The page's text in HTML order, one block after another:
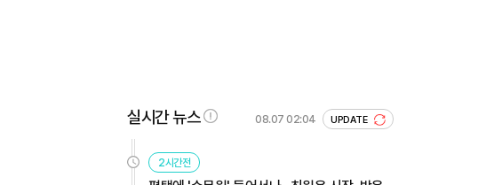
실시간 뉴스 08.07 02:04 UPDATE
2시간전